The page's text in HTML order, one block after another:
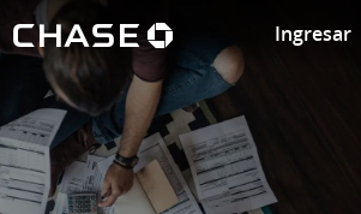
El logotipo
Ingresar
frecuentes sobre